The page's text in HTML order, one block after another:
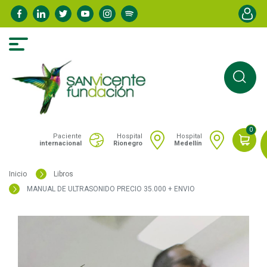
Pasar
al
Menú
Portal San Vicente - Menú hospitales
Paciente
internacional
Hospital
Rionegro
Hospital
Medellín
0
Inicio
Libros
MANUAL DE ULTRASONIDO PRECIO 35.000 + ENVIO